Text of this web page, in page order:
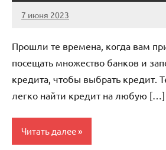
7 июня 2023
immo_navi_ru
Нет
Прошли те времена, когда вам
посещать множество банков и
кредита, чтобы выбрать кредит.
легко найти кредит на любую […]
Читать далее